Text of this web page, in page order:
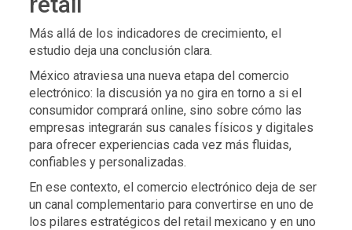
Más allá de los indicadores de crecimiento, el
estudio deja una conclusión clara.
México atraviesa una nueva etapa del comercio
electrónico: la discusión ya no gira en torno a si el
consumidor comprará online, sino sobre cómo las
empresas integrarán sus canales físicos y digitales
para ofrecer experiencias cada vez más fluidas,
confiables y personalizadas.
En ese contexto, el comercio electrónico deja de ser
un canal complementario para convertirse en uno de
los pilares estratégicos del retail mexicano y en uno